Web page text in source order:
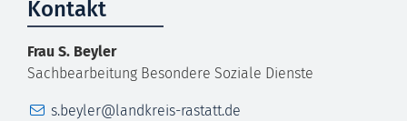
Kontakt
Frau S. Beyler
Sachbearbeitung Besondere Soziale Dienste
E-Mails.beyler@landkreis-rastatt.de